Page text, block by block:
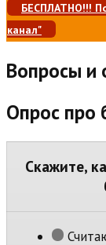
БЕСПЛАТНО!!!
канал"
Вопросы и
Опрос про
Скажите,